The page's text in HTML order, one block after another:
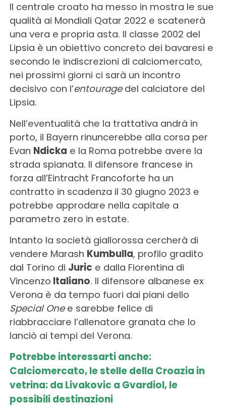
Il centrale croato ha messo in mostra le sue
qualità ai Mondiali Qatar 2022 e scatenerà
una vera e propria asta. Il classe 2002 del
Lipsia è un obiettivo concreto dei bavaresi e
secondo le indiscrezioni di calciomercato,
nei prossimi giorni ci sarà un incontro
decisivo con l’entouragedel calciatore del
Lipsia.
Nell’eventualità che la trattativa andrà in
porto, il Bayern rinuncerebbe alla corsa per
Evan Ndicka e la Roma potrebbe avere la
strada spianata. Il difensore francese in
forza all’Eintracht Francoforte ha un
contratto in scadenza il 30 giugno 2023 e
potrebbe approdare nella capitale a
parametro zero in estate.
Intanto la società giallorossa cercherà di
vendere Marash Kumbulla, profilo gradito
dal Torino di Juric e dalla Fiorentina di
Vincenzo Italiano. Il difensore albanese ex
Verona è da tempo fuori dai piani dello
Special Onee sarebbe felice di
riabbracciare l’allenatore granata che lo
lanciò ai tempi del Verona.
Potrebbe interessarti anche:
Calciomercato, le stelle della Croazia in
vetrina: da Livakovic a Gvardiol, le
possibili destinazioni